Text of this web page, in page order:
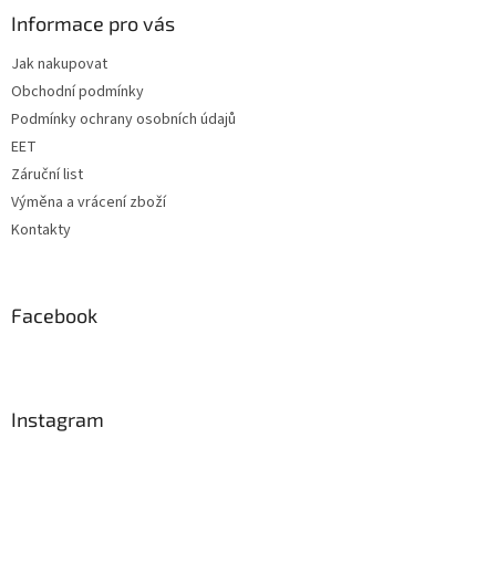
Informace pro vás
Jak nakupovat
Obchodní podmínky
Podmínky ochrany osobních údajů
EET
Záruční list
Výměna a vrácení zboží
Kontakty
Facebook
Instagram